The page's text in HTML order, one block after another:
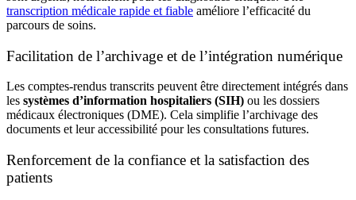
transcription médicale rapide et fiable améliore l’efficacité du
parcours de soins.
Facilitation de l’archivage et de l’intégration numérique
Les comptes-rendus transcrits peuvent être directement intégrés dans
les systèmes d’information hospitaliers (SIH) ou les dossiers
médicaux électroniques (DME). Cela simplifie l’archivage des
documents et leur accessibilité pour les consultations futures.
Renforcement de la confiance et la satisfaction des
patients